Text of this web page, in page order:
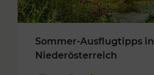
Sommer-Ausflugtipps in
Niederösterreich